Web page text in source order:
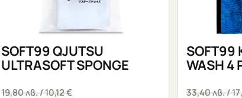
SOFT99 QJUTSU
ULTRASOFT SPONGE
19,80лв./ 10,12 €
WASH 4
33,40лв./